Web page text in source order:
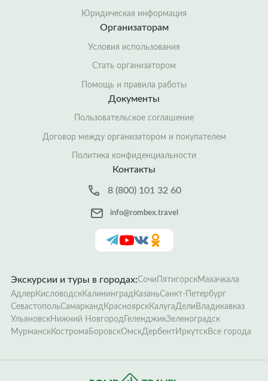
Юридическая информация
Организаторам
Условия использования
Стать организатором
Помощь и правила работы
Документы
Пользовательское соглашение
Договор между организатором и покупателем
Политика конфиденциальности
Контакты
8 (800) 101 32 60
info@rombex.travel
Экскурсии и туры в городах:Сочи ПятигорскМахачкала
Адлер КисловодскКалининград КазаньСанкт-Петербург
СевастопольСамарканд КрасноярскКалугаДели Владикавказ
УльяновскНижний Новгород ГеленджикЗеленоградск
МурманскКострома БоровскОмскДербентИркутскВсе города